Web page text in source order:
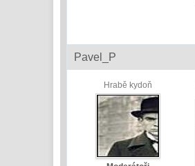
Pavel_P
Hrabě kydoň